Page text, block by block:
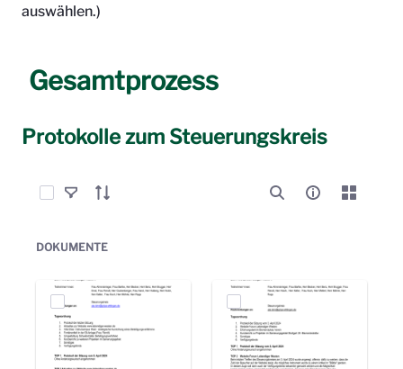
auswählen.)
Gesamtprozess
Protokolle zum Steuerungskreis
Elemente auswählen
DOKUMENTE